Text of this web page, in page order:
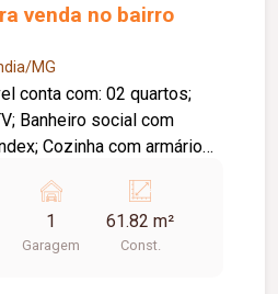
venda no bairro
MG
Banheiro social com
Cozinha com armários
Interfone; Câmeras
Quadra poliesportiva;
1
Garagem
61.82 m²
Const.